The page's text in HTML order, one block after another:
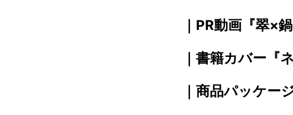
｜PR動画『翠×
｜書籍カバー『
｜商品パッケー